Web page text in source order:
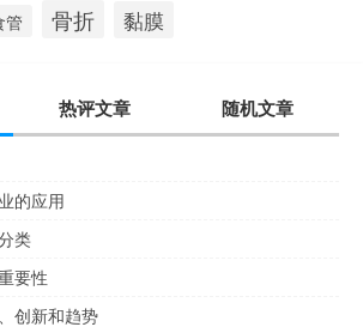
管 骨折 黏膜
热评文章 随机文章
的应用
类
要性
创新和趋势